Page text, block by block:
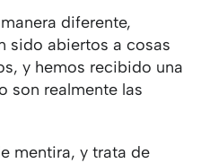
diferente,
sido abiertos a cosas
y hemos recibido una
son realmente las
mentira, y trata de